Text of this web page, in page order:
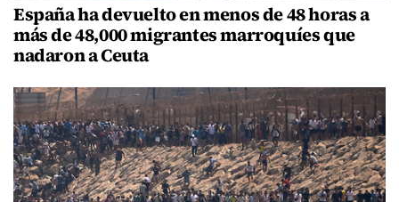
España ha devuelto en menos de 48 horas a
más de 48,000 migrantes marroquíes que
nadaron a Ceuta